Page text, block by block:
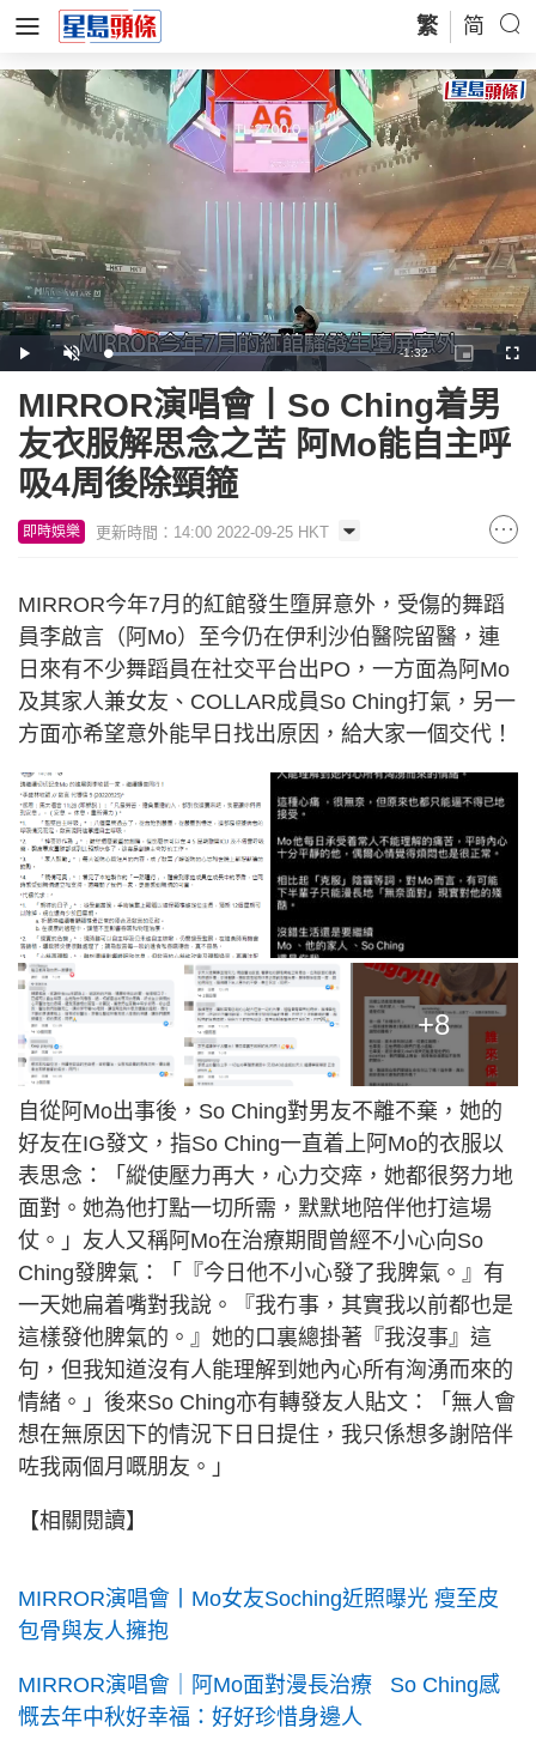
繁 简
Play Unmute Loaded:
32.59%
Remaining
-1:32
Picture-
in-
MIRROR演唱會丨So Ching着男
友衣服解思念之苦 阿Mo能自主呼
吸4周後除頸箍
即時娛樂 更新時間：14:00 2022-09-25 HKT
MIRROR今年7月的紅館發生墮屏意外，受傷的舞蹈
員李啟言（阿Mo）至今仍在伊利沙伯醫院留醫，連
日來有不少舞蹈員在社交平台出PO，一方面為阿Mo
及其家人兼女友、COLLAR成員So Ching打氣，另一
方面亦希望意外能早日找出原因，給大家一個交代！
+8
自從阿Mo出事後，So Ching對男友不離不棄，她的
好友在IG發文，指So Ching一直着上阿Mo的衣服以
表思念：「縱使壓力再大，心力交瘁，她都很努力地
面對。她為他打點一切所需，默默地陪伴他打這場
仗。」友人又稱阿Mo在治療期間曾經不小心向So
Ching發脾氣：「『今日他不小心發了我脾氣。』有
一天她扁着嘴對我說。『我冇事，其實我以前都也是
這樣發他脾氣的。』她的口裏總掛著『我沒事』這
句，但我知道沒有人能理解到她內心所有洶湧而來的
情緒。」後來So Ching亦有轉發友人貼文：「無人會
想在無原因下的情況下日日提住，我只係想多謝陪伴
咗我兩個月嘅朋友。」
【相關閱讀】
MIRROR演唱會丨Mo女友Soching近照曝光 瘦至皮
包骨與友人擁抱
MIRROR演唱會｜阿Mo面對漫長治療 So Ching感
慨去年中秋好幸福：好好珍惜身邊人